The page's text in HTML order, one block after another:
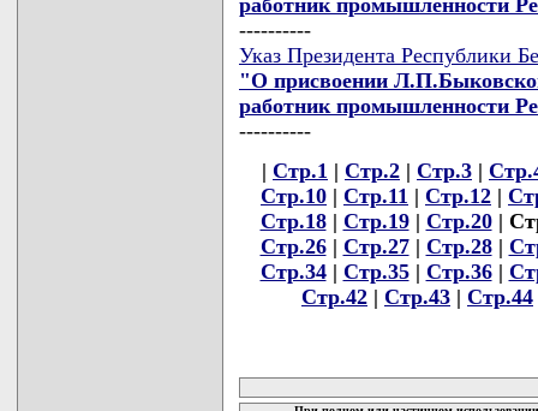
----------
Указ Президента Республики
"О присвоении
работник промышленности
----------
| Стр.1 | Стр.2 | Стр.3 |
Стр.10 | Стр.11 | Стр.12 |
Стр.18| Стр.19| Стр.20|
Стр.26| Стр.27| Стр.28|
Стр.34| Стр.35| Стр.36|
Стр.42 | Стр.43 | Стр.44